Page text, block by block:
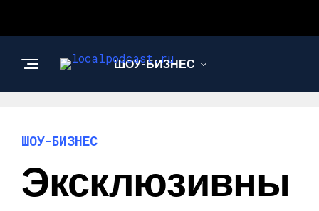
ШОУ-БИЗНЕС
ШОУ-БИЗНЕС
Эксклюзивны